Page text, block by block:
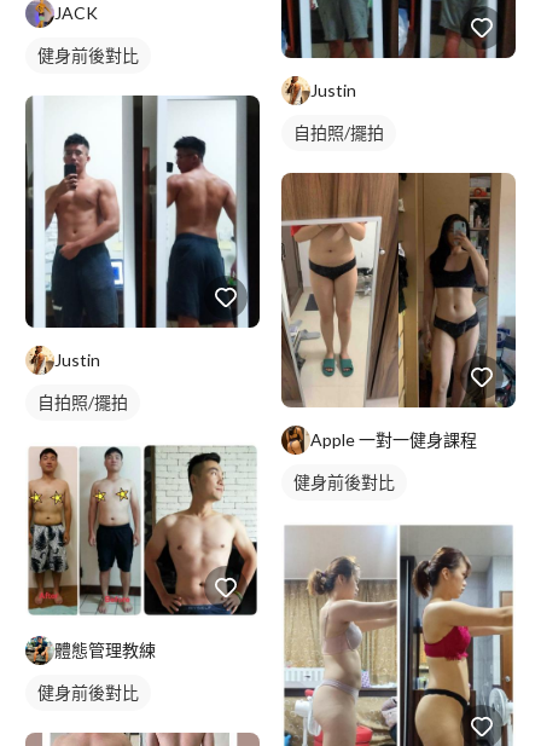
JACK
健身前後對比
Justin
自拍照/擺拍
體態管理教練
健身前後對比
Justin
自拍照/擺拍
Apple 一對一健身課程
健身前後對比